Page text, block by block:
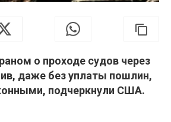
о проходе судов через
даже без уплаты пошлин,
подчеркнули США.